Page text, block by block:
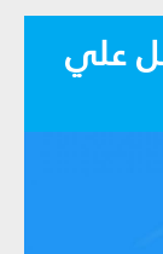
علي